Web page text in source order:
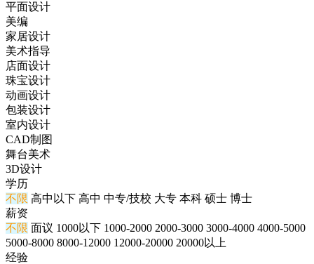
平面设计
美编
家居设计
美术指导
店面设计
珠宝设计
动画设计
包装设计
室内设计
CAD制图
舞台美术
3D设计
学历
不限 高中以下 高中 中专/技校 大专 本科 硕士 博士
薪资
不限 面议 1000以下 1000-2000 2000-3000 3000-4000 4000-5000
5000-8000 8000-12000 12000-20000 20000以上
经验